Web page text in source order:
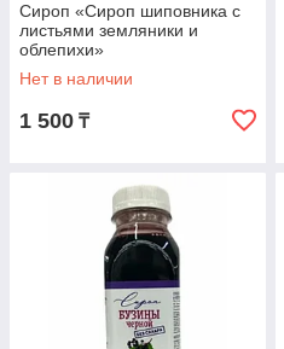
Сироп «Сироп шиповника с
листьями земляники и
облепихи»
Нет в наличии
1 500 ₸